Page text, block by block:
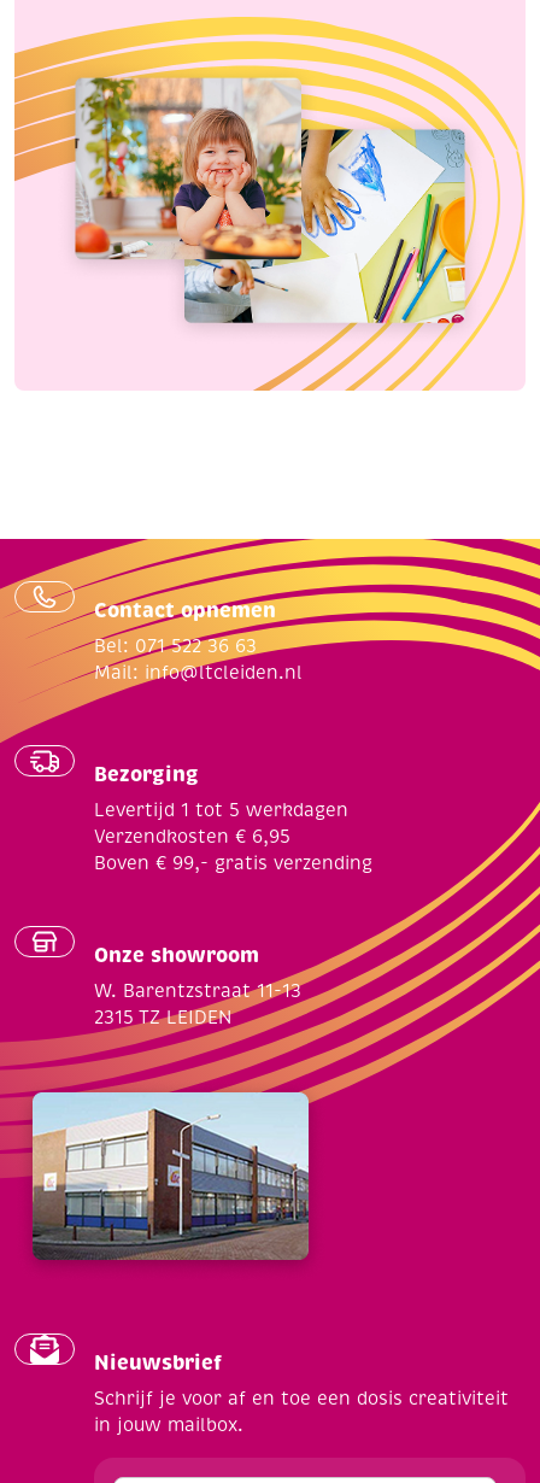
Contact opnemen
Bel: 071 522 36 63
Mail: info@ltcleiden.nl
Bezorging
Levertijd 1 tot 5 werkdagen
Verzendkosten € 6,95
Boven € 99,- gratis verzending
Onze showroom
W. Barentzstraat 11-13
2315 TZ LEIDEN
Nieuwsbrief
Schrijf je voor af en toe een dosis creativiteit
in jouw mailbox.